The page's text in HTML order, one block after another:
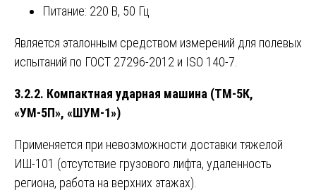
Питание: 220 В, 50 Гц
Является эталонным средством измерений для полевых
испытаний по ГОСТ 27296-2012 и ISO 140-7.
3.2.2. Компактная ударная машина (ТМ-5К,
«УМ-5П», «ШУМ-1»)
Применяется при невозможности доставки тяжелой
ИШ-101 (отсутствие грузового лифта, удаленность
региона, работа на верхних этажах).